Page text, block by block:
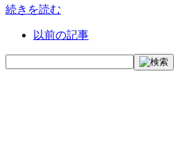
続きを読む
以前の記事